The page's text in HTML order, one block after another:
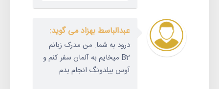
عبدالباسط بهزاد می گوید:
درود به شما. من مدرک زبانم
B2 میخایم به آلمان سفر کنم و
آوس بیلدونگ انجام بدم